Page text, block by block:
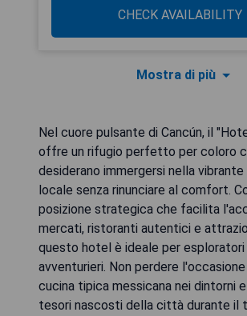
CHECK AVAILABILITY
Mostra di più
Nel cuore pulsante di Cancún, il
offre un rifugio perfetto per coloro
desiderano immergersi nella
locale senza rinunciare al comfort.
posizione strategica che facilita
mercati, ristoranti autentici e
questo hotel è ideale per esploratori
avventurieri. Non perdere
cucina tipica messicana nei dintorni
tesori nascosti della città durante il